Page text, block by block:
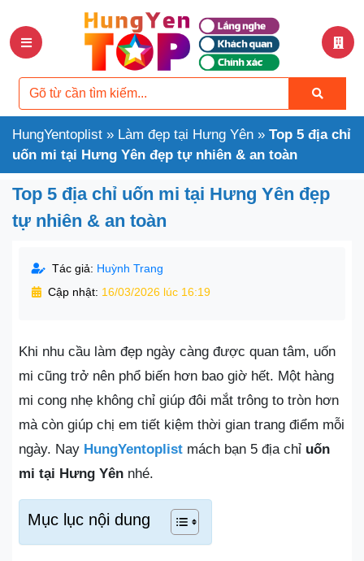
HungYentoplist » Làm đẹp tại Hưng Yên » Top 5 địa chỉ
uốn mi tại Hưng Yên đẹp tự nhiên & an toàn
Top 5 địa chỉ uốn mi tại Hưng Yên đẹp
tự nhiên & an toàn
Tác giả: Huỳnh Trang
Cập nhật: 16/03/2026 lúc 16:19
Khi nhu cầu làm đẹp ngày càng được quan tâm, uốn
mi cũng trở nên phổ biến hơn bao giờ hết. Một hàng
mi cong nhẹ không chỉ giúp đôi mắt trông to tròn hơn
mà còn giúp chị em tiết kiệm thời gian trang điểm mỗi
ngày. Nay HungYentoplist mách bạn 5 địa chỉ uốn
mi tại Hưng Yên nhé.
Mục lục nội dung